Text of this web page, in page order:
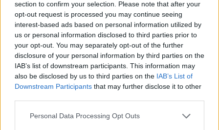
section to confirm your selection. Please note that after your
opt-out request is processed you may continue seeing
interest-based ads based on personal information utilized by
us or personal information disclosed to third parties prior to
your opt-out. You may separately opt-out of the further
disclosure of your personal information by third parties on the
IAB’s list of downstream participants. This information may
also be disclosed by us to third parties on the IAB’s List of
Downstream Participants that may further disclose it to other
Personal Data Processing Opt Outs
Las medidas adoptadas en materia de igualdad
y contra la violencia de género en apenas cinco
meses lo avalan.
La coordinación se lleva a cabo desde la
Comisión Interministerial de Igualdad, que la
vicepresidenta convocó el pasado día 7 de
noviembre, un órgano que no se reunía desde
2011, y cuya finalidad es supervisar y coordinar
la integración del principio de igualdad en la
desde la Vicepresidencia todas las políticas de